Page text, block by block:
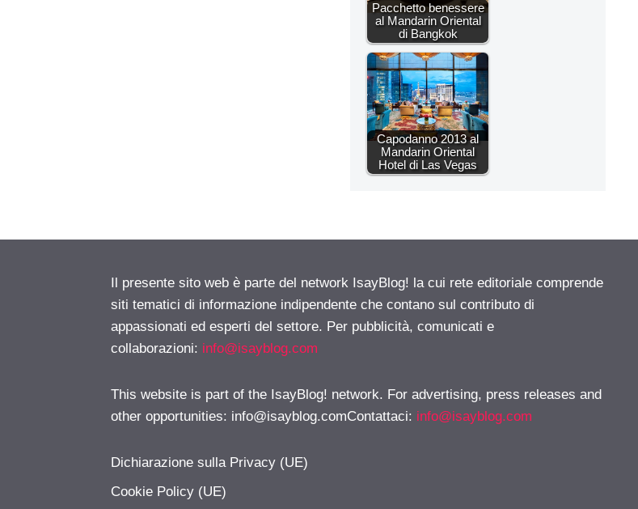
Pacchetto benessere
al Mandarin Oriental
di Bangkok
Capodanno 2013 al
Mandarin Oriental
Hotel di Las Vegas
Il presente sito web è parte del network IsayBlog! la cui rete editoriale comprende
siti tematici di informazione indipendente che contano sul contributo di
appassionati ed esperti del settore. Per pubblicità, comunicati e
collaborazioni: info@isayblog.com
This website is part of the IsayBlog! network. For advertising, press releases and
other opportunities: info@isayblog.comContattaci: info@isayblog.com
Dichiarazione sulla Privacy (UE)
Cookie Policy (UE)